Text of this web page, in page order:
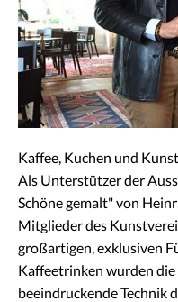
Kaffee, Kuchen und
Als Unterstützer der
Schöne gemalt" von
Mitglieder des
großartigen, exklusiven
Kaffeetrinken wurden
beeindruckende Technik